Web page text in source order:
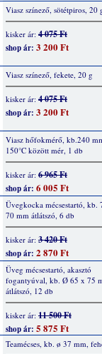
Viasz színező, sötétpiros, 20
kisker ár: 4 075 Ft
shop ár: 3 200 Ft
Viasz színező, fekete, 20 g
kisker ár: 4 075 Ft
shop ár: 3 200 Ft
Viasz hőfokmérő, kb.240
150°C között mér, 1 db
kisker ár: 6 965 Ft
shop ár: 6 005 Ft
Üvegkocka mécsestartó, kb.
70 mm átlátszó, 6 db
kisker ár: 3 420 Ft
shop ár: 2 870 Ft
Üveg mécsestartó, akasztó
fogantyúval, kb. Ø 65 x 75
átlátszó, 12 db
kisker ár: 11 500 Ft
shop ár: 5 875 Ft
Teamécses, kb. ø 37 mm,